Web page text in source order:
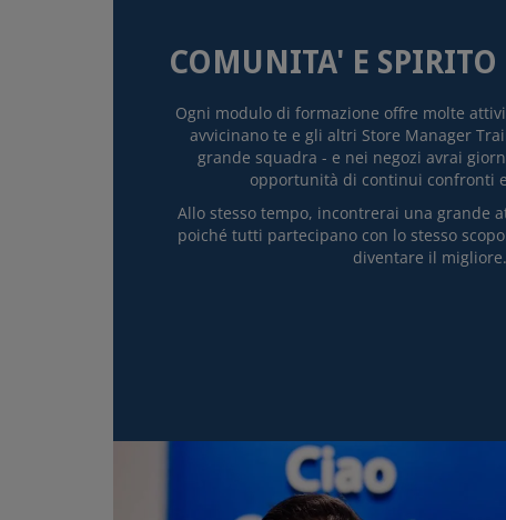
COMUNITA' E SPIRITO
Ogni modulo di formazione offre molte
avvicinano te e gli altri Store Manager
grande squadra - e nei negozi avrai
opportunità di continui confronti
Allo stesso tempo, incontrerai una grande
poiché tutti partecipano con lo stesso
diventare il migliore.